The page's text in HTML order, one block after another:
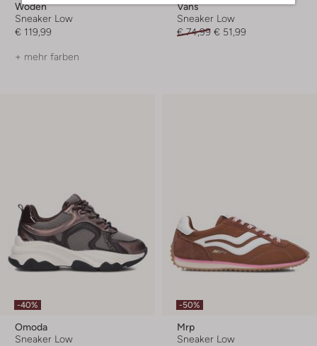
Woden
Sneaker Low
€ 119,99
+ mehr farben
Vans
Sneaker Low
€ 74,99 € 51,99
-40%
Omoda
Sneaker Low
-50%
Mrp
Sneaker Low